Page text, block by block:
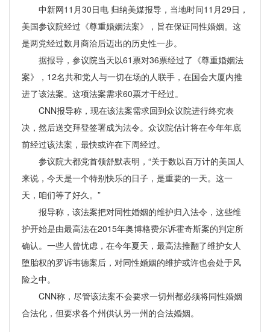
中新网11月30日电 归纳美媒报导，当地时间11月29日，
美国参议院经过《尊重婚姻法案》，旨在保证同性婚姻。这
是两党经过数月商洽后迈出的历史性一步。
据报导，参议院当天以61票对36票经过了《尊重婚姻法
案》，12名共和党人与一切在场的人联手，在国会大厦内推
进了该法案。这项法案需求60票才干经过。
CNN报导称，现在该法案需求回到众议院进行终究表
决，然后送交拜登签署成为法令。众议院估计将在今年年底
前经过该法案，最快或许在下周经过。
参议院大都党首领舒默表明，“关于数以百万计的美国人
来说，今天是一个特别快乐的日子，是重要的一天。这一
天，咱们等了好久。”
报导称，该法案把对同性婚姻的维护归入法令，这些维
护开始是由最高法在2015年奥博格费尔诉霍奇斯案的判定所
确认。一些人曾忧虑，在今年夏天，最高法推翻了维护女人
堕胎权的罗诉韦德案后，对同性婚姻的维护或许也会处于风
险之中。
CNN称，尽管该法案不会要求一切州都必须将同性婚姻
合法化，但要求各个州供认另一州的合法婚姻。